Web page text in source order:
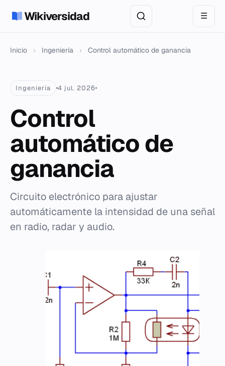
Wikiversidad ☰
Inicio › Ingeniería › Control automático de ganancia
Ingeniería 4 jul. 2026
Control
automático de
ganancia
Circuito electrónico para ajustar
automáticamente la intensidad de una señal
en radio, radar y audio.